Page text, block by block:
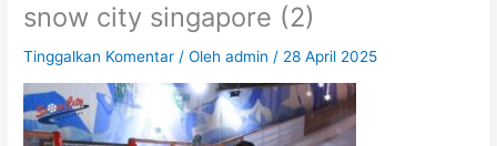
snow city singapore (2)
Tinggalkan Komentar / Olehadmin / 28 April 2025